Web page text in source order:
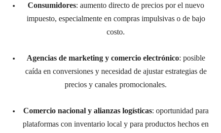
Consumidores: aumento directo de precios por el nuevo
impuesto, especialmente en compras impulsivas o de bajo
costo.
Agencias de marketing y comercio electrónico: posible
caída en conversiones y necesidad de ajustar estrategias de
precios y canales promocionales.
Comercio nacional y alianzas logísticas: oportunidad para
plataformas con inventario local y para productos hechos en